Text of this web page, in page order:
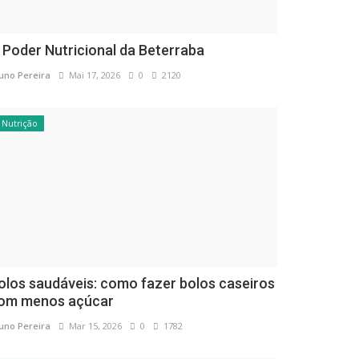
Poder Nutricional da Beterraba
Pereira Mai 17, 2026 0 2120
Nutrição
saudáveis: como fazer bolos caseiros
menos açúcar
Pereira Mar 15, 2026 0 1782